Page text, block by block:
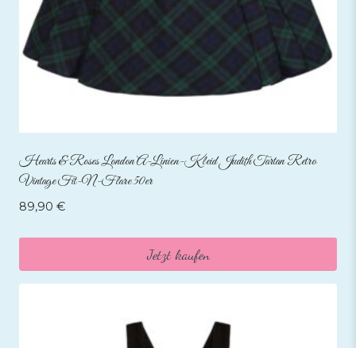
Hearts & Roses London A-Linien-Kleid Judith Tartan Retro
Vintage Fit-N-Flare 50er
89,90 €
Jetzt kaufen